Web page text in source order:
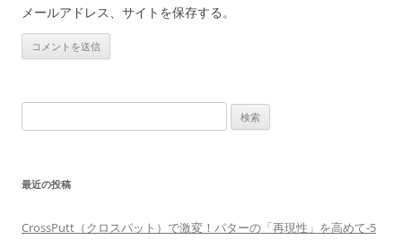
メールアドレス、サイトを保存する。
索:
最近の投稿
CrossPutt（クロスパット）で激変！パターの「再現性」を高めて-5